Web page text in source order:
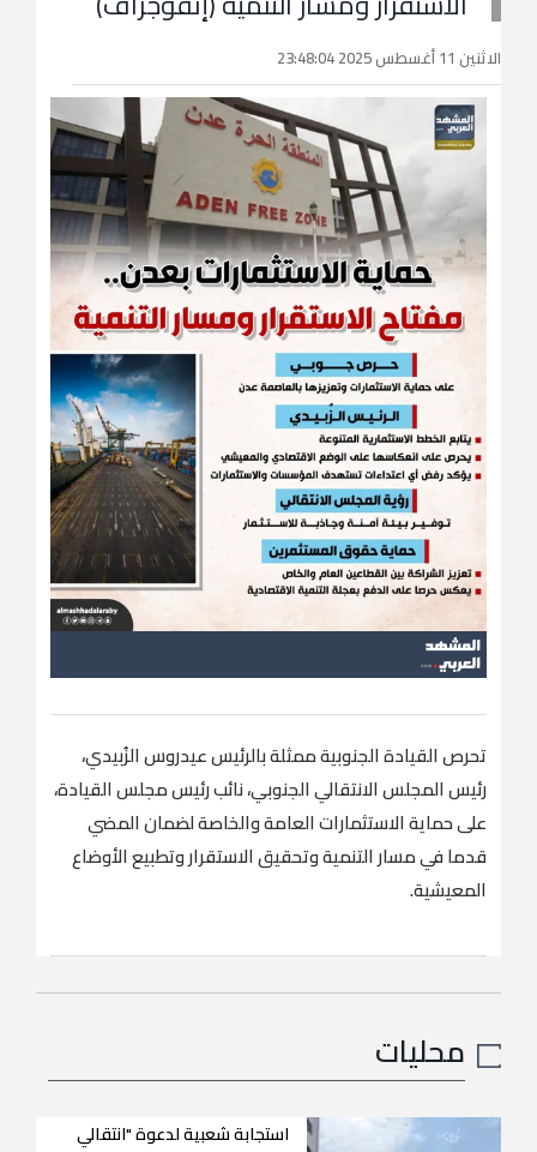
الاثنين 11 أغسطس 2025 23:48:04
تحرص القيادة الجنوبية ممثلة بالرئيس عيدروس الزُبيدي،
رئيس المجلس الانتقالي الجنوبي، نائب رئيس مجلس القيادة،
على حماية الاستثمارات العامة والخاصة لضمان المضي
قدما في مسار التنمية وتحقيق الاستقرار وتطبيع الأوضاع
المعيشية.
محليات
استجابة شعبية لدعوة "انتقالي